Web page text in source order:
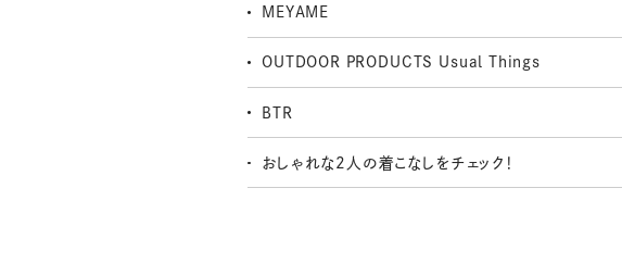
MEYAME
OUTDOOR PRODUCTS Usual Things
BTR
おしゃれな2人の着こなしをチェック！